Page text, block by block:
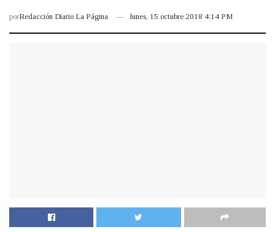
porRedacción Diario La Página lunes, 15 octubre 2018 4:14 PM